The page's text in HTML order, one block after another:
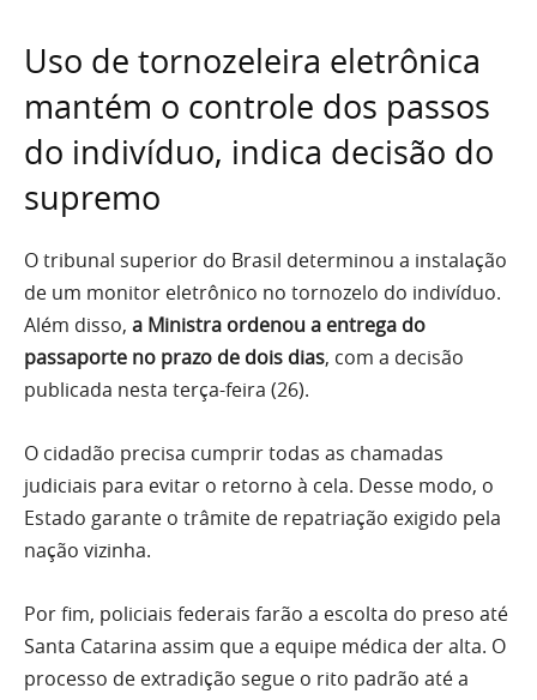
Uso de tornozeleira eletrônica
mantém o controle dos passos
do indivíduo, indica decisão do
supremo
O tribunal superior do Brasil determinou a instalação
de um monitor eletrônico no tornozelo do indivíduo.
Além disso, a Ministra ordenou a entrega do
passaporte no prazo de dois dias, com a decisão
publicada nesta terça-feira (26).
O cidadão precisa cumprir todas as chamadas
judiciais para evitar o retorno à cela. Desse modo, o
Estado garante o trâmite de repatriação exigido pela
nação vizinha.
Por fim, policiais federais farão a escolta do preso até
Santa Catarina assim que a equipe médica der alta. O
processo de extradição segue o rito padrão até a